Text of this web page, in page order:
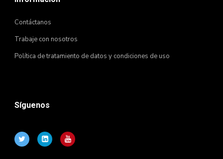
Contáctanos
Trabaje con nosotros
Política de tratamiento de datos y condiciones de uso
Síguenos